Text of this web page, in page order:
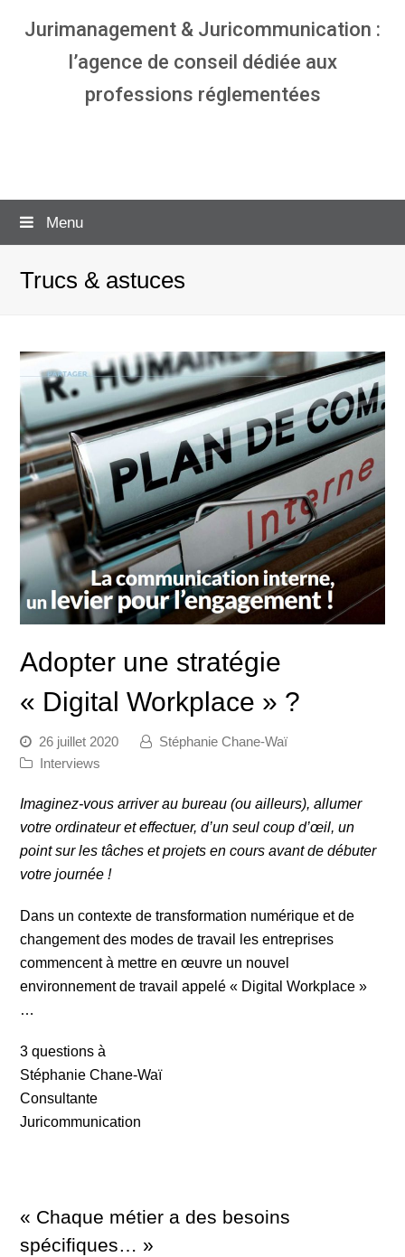
Jurimanagement & Juricommunication :
l’agence de conseil dédiée aux
professions réglementées
Menu
Trucs & astuces
Adopter une stratégie
« Digital Workplace » ?
26 juillet 2020
Stéphanie Chane-Waï
Interviews
Imaginez-vous arriver au bureau (ou ailleurs), allumer
votre ordinateur et effectuer, d’un seul coup d’œil, un
point sur les tâches et projets en cours avant de débuter
votre journée !
Dans un contexte de transformation numérique et de
changement des modes de travail les entreprises
commencent à mettre en œuvre un nouvel
environnement de travail appelé « Digital Workplace »
…
3 questions à
Stéphanie Chane-Waï
Consultante
Juricommunication
« Chaque métier a des besoins
spécifiques… »